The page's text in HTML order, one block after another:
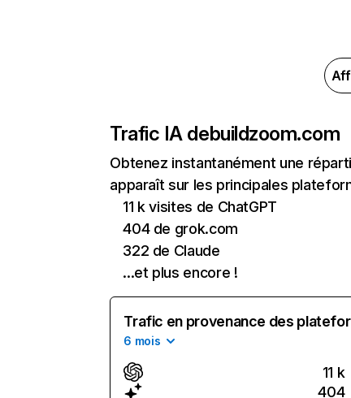
Trafic IA debuildzoom.com
Obtenez instantanément une
apparaît sur les principales
11 k visites de ChatGPT
404 de grok.com
322 de Claude
...et plus encore !
Trafic en provenance des
6 mois
11 k
404